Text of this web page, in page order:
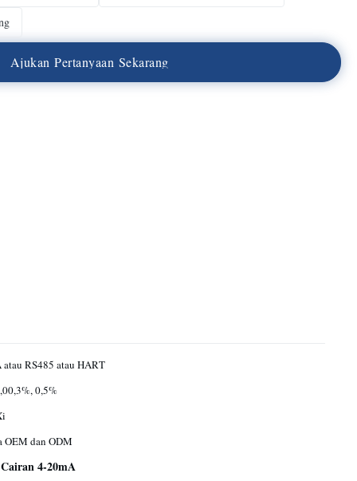
Ajukan Pertanyaan Sekarang
atau RS485 atau HART
0,5%
OEM dan ODM
4-20mA